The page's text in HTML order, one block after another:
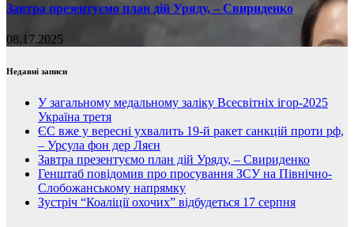
Завтра презентуємо план дій Уряду, – Свириденко
08.17.2025
Недавні записи
У загальному медальному заліку Всесвітніх ігор-2025
Україна третя
ЄС вже у вересні ухвалить 19-й ракет санкцій проти рф,
– Урсула фон дер Ляєн
Завтра презентуємо план дій Уряду, – Свириденко
Генштаб повідомив про просування ЗСУ на Північно-
Слобожанському напрямку
Зустріч “Коаліції охочих” відбудеться 17 серпня